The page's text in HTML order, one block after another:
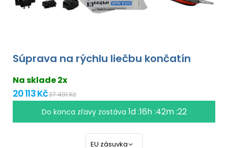
Súprava na rýchlu liečbu končatín
Na sklade 2x
20 113 Kč37 491 Kč
Do konca zľavy zostáva 1d :16h :42m :22